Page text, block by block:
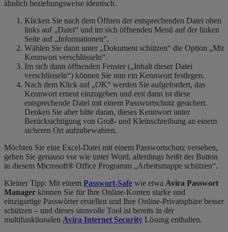
ähnlich beziehungsweise identisch.
Klicken Sie nach dem Öffnen der entsprechenden Datei oben
links auf „Datei“ und im sich öffnenden Menü auf der linken
Seite auf „Informationen“.
Wählen Sie dann unter „Dokument schützen“ die Option „Mit
Kennwort verschlüsseln“.
Im sich dann öffnenden Fenster („Inhalt dieser Datei
verschlüsseln“) können Sie nun ein Kennwort festlegen.
Nach dem Klick auf „OK“ werden Sie aufgefordert, das
Kennwort erneut einzugeben und erst dann ist diese
entsprechende Datei mit einem Passwortschutz gesichert.
Denken Sie aber bitte daran, dieses Kennwort unter
Berücksichtigung von Groß- und Kleinschreibung an einem
sicheren Ort aufzubewahren.
Möchten Sie eine Excel-Datei mit einem Passwortschutz versehen,
gehen Sie genauso vor wie unter Word, allerdings heißt der Button
in diesem Microsoft® Office Programm „Arbeitsmappe schützen“.
Kleiner Tipp: Mit einem Passwort-Safe wie etwa Avira Passwort
Manager können Sie für Ihre Online-Konten starke und
einzigartige Passwörter erstellen und Ihre Online-Privatsphäre besser
schützen – und dieses sinnvolle Tool ist bereits in der
multifunktionalen Avira Internet Security Lösung enthalten.